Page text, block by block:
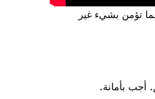
تؤمن بشيء غير
أجب بأمانة.